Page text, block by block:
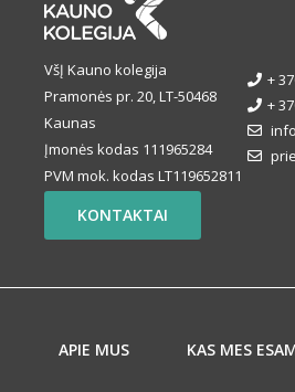
VšĮ Kauno kolegija
Pramonės pr. 20, LT-50468
Kaunas
Įmonės kodas 111965284
PVM mok. kodas LT119652811
+
+
KONTAKTAI
APIE MUS KAS MES